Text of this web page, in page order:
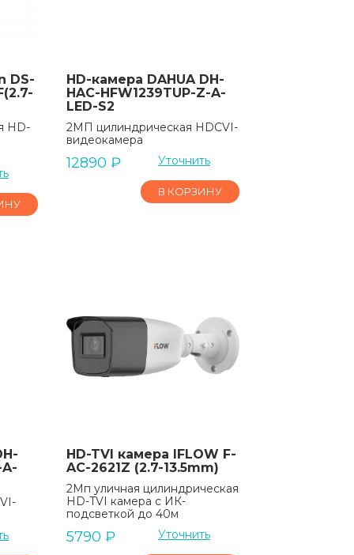
DS-
HD-
HD-камера DAHUA DH-
HAC-HFW1239TUP-Z-A-
LED-S2
2МП цилиндрическая HDCVI-
видеокамера
12890 ₽ Уточнить
В КОРЗИНУ
HD-TVI камера IFLOW F-
AC-2621Z (2.7-13.5mm)
2Мп уличная цилиндрическая
HD-TVI камера с ИК-
подсветкой до 40м
5790 ₽ Уточнить